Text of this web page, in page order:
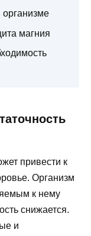
магния
привести к
Организм
к нему
снижается.
и